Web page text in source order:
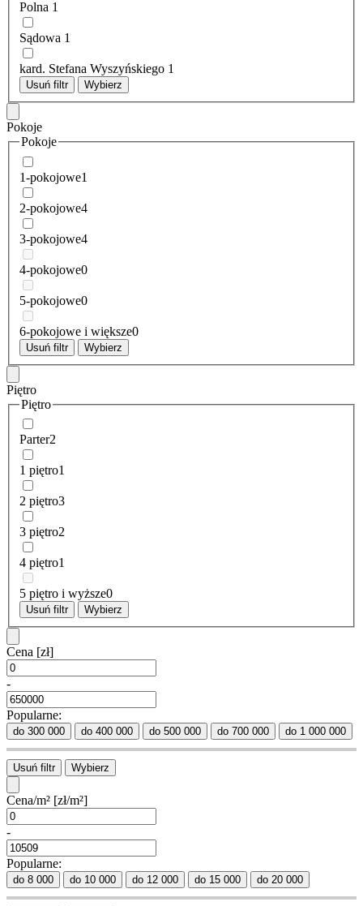
Polna 1
Sądowa 1
kard. Stefana Wyszyńskiego 1
Usuń filtr Wybierz
Pokoje
Pokoje
1-pokojowe1
2-pokojowe4
3-pokojowe4
4-pokojowe0
5-pokojowe0
6-pokojowe i większe0
Usuń filtr Wybierz
Piętro
Piętro
Parter2
1 piętro1
2 piętro3
3 piętro2
4 piętro1
5 piętro i wyższe0
Usuń filtr Wybierz
Cena [zł]
-
Popularne:
do 300 000 do 400 000 do 500 000 do 700 000 do 1 000 000
Usuń filtr Wybierz
Cena/m² [zł/m²]
-
Popularne:
do 8 000 do 10 000 do 12 000 do 15 000 do 20 000